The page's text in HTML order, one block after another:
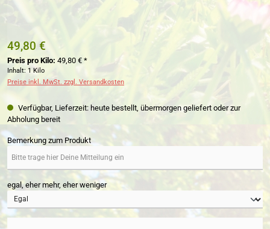
49,80 €
Preis pro Kilo: 49,80 € *
Inhalt: 1 Kilo
Preise inkl. MwSt. zzgl. Versandkosten
Verfügbar, Lieferzeit: heute bestellt, übermorgen geliefert oder zur
Abholung bereit
Bemerkung zum Produkt
egal, eher mehr, eher weniger